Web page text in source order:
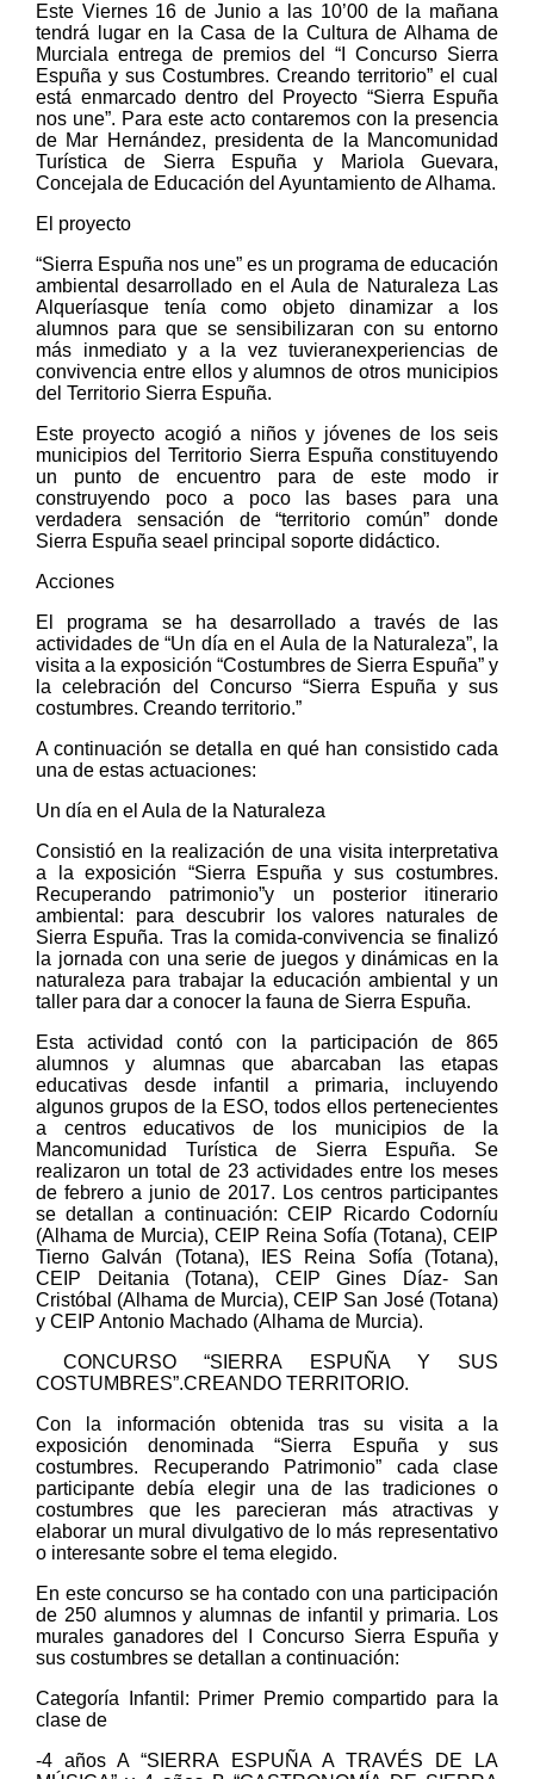
Este Viernes 16 de Junio a las 10’00 de la mañana
tendrá lugar en la Casa de la Cultura de Alhama de
Murciala entrega de premios del “I Concurso Sierra
Espuña y sus Costumbres. Creando territorio” el cual
está enmarcado dentro del Proyecto “Sierra Espuña
nos une”. Para este acto contaremos con la presencia
de Mar Hernández, presidenta de la Mancomunidad
Turística de Sierra Espuña y Mariola Guevara,
Concejala de Educación del Ayuntamiento de Alhama.
El proyecto
“Sierra Espuña nos une” es un programa de educación
ambiental desarrollado en el Aula de Naturaleza Las
Alqueríasque tenía como objeto dinamizar a los
alumnos para que se sensibilizaran con su entorno
más inmediato y a la vez tuvieranexperiencias de
convivencia entre ellos y alumnos de otros municipios
del Territorio Sierra Espuña.
Este proyecto acogió a niños y jóvenes de los seis
municipios del Territorio Sierra Espuña constituyendo
un punto de encuentro para de este modo ir
construyendo poco a poco las bases para una
verdadera sensación de “territorio común” donde
Sierra Espuña seael principal soporte didáctico.
Acciones
El programa se ha desarrollado a través de las
actividades de “Un día en el Aula de la Naturaleza”, la
visita a la exposición “Costumbres de Sierra Espuña” y
la celebración del Concurso “Sierra Espuña y sus
costumbres. Creando territorio.”
A continuación se detalla en qué han consistido cada
una de estas actuaciones:
Un día en el Aula de la Naturaleza
Consistió en la realización de una visita interpretativa
a la exposición “Sierra Espuña y sus costumbres.
Recuperando patrimonio”y un posterior itinerario
ambiental: para descubrir los valores naturales de
Sierra Espuña. Tras la comida-convivencia se finalizó
la jornada con una serie de juegos y dinámicas en la
naturaleza para trabajar la educación ambiental y un
taller para dar a conocer la fauna de Sierra Espuña.
Esta actividad contó con la participación de 865
alumnos y alumnas que abarcaban las etapas
educativas desde infantil a primaria, incluyendo
algunos grupos de la ESO, todos ellos pertenecientes
a centros educativos de los municipios de la
Mancomunidad Turística de Sierra Espuña. Se
realizaron un total de 23 actividades entre los meses
de febrero a junio de 2017. Los centros participantes
se detallan a continuación: CEIP Ricardo Codorníu
(Alhama de Murcia), CEIP Reina Sofía (Totana), CEIP
Tierno Galván (Totana), IES Reina Sofía (Totana),
CEIP Deitania (Totana), CEIP Gines Díaz- San
Cristóbal (Alhama de Murcia), CEIP San José (Totana)
y CEIP Antonio Machado (Alhama de Murcia).
CONCURSO “SIERRA ESPUÑA Y SUS
COSTUMBRES”.CREANDO TERRITORIO.
Con la información obtenida tras su visita a la
exposición denominada “Sierra Espuña y sus
costumbres. Recuperando Patrimonio” cada clase
participante debía elegir una de las tradiciones o
costumbres que les parecieran más atractivas y
elaborar un mural divulgativo de lo más representativo
o interesante sobre el tema elegido.
En este concurso se ha contado con una participación
de 250 alumnos y alumnas de infantil y primaria. Los
murales ganadores del I Concurso Sierra Espuña y
sus costumbres se detallan a continuación:
Categoría Infantil: Primer Premio compartido para la
clase de
-4 años A “SIERRA ESPUÑA A TRAVÉS DE LA